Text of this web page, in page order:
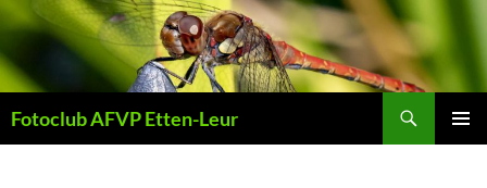
Ga
naar
de
inhoud
Fotoclub AFVP Etten-Leur